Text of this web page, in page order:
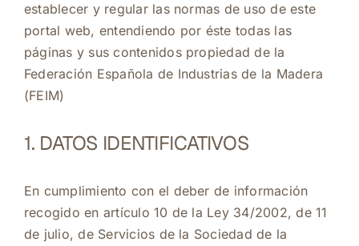
Actualidad
Buscar:
establecer y regular las normas de uso de este
portal web, entendiendo por éste todas las
páginas y sus contenidos propiedad de la
Federación Española de Industrias de la Madera
(FEIM)
1. DATOS IDENTIFICATIVOS
En cumplimiento con el deber de información
recogido en artículo 10 de la Ley 34/2002, de 11
de julio, de Servicios de la Sociedad de la